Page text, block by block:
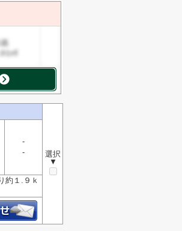
選択
▼
-
-
約１.９ｋ